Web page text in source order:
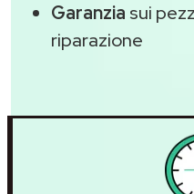
Garanzia sui
riparazione